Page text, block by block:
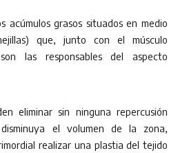
acúmulos grasos situados en medio
que, junto con el músculo
las responsables del aspecto
eliminar sin ninguna repercusión
el volumen de la zona,
realizar una plastia del tejido